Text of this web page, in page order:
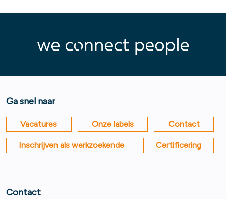
Ga snel naar
Vacatures Onze labels Contact
Inschrijven als werkzoekende Certificering
Contact